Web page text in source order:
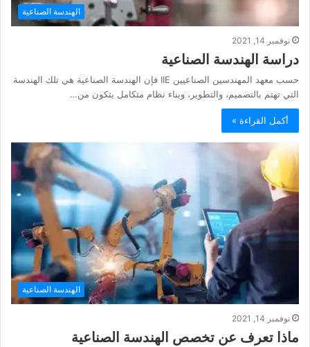
الهندسة الصناعية
نوفمبر 14, 2021
دراسة الهندسة الصناعية
حسب معهد المهندسين الصناعيين IIE فإن الهندسة الصناعية هي تلك الهندسة
التي تهتم بالتصميم، والتطوير، وبناء نظام متكامل يتكون من…
أكمل القراءة »
الهندسة الصناعية
نوفمبر 14, 2021
ماذا تعرف عن تخصص الهندسة الصناعية